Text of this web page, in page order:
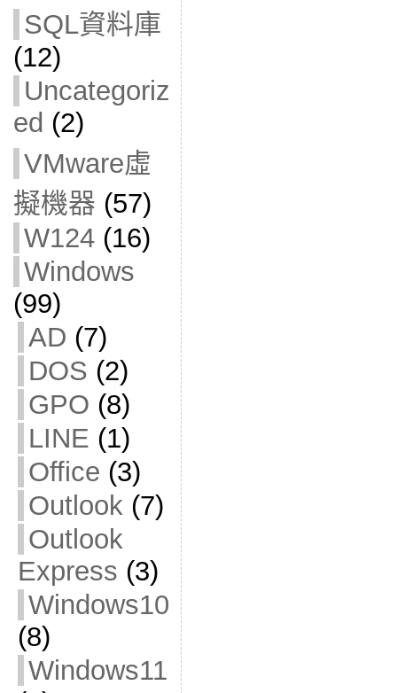
SQL資料庫
(12)
Uncategoriz
ed (2)
VMware虛
擬機器 (57)
W124(16)
Windows
(99)
AD (7)
DOS (2)
GPO (8)
LINE (1)
Office (3)
Outlook(7)
Outlook
Express (3)
Windows10
(8)
Windows11